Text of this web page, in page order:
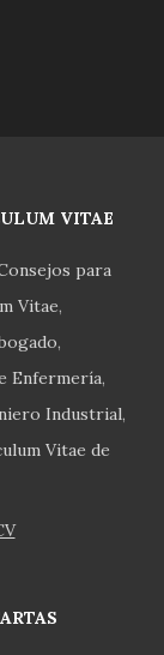
VITAE
para
Vitae
Enfermería
Industrial
Vitae de